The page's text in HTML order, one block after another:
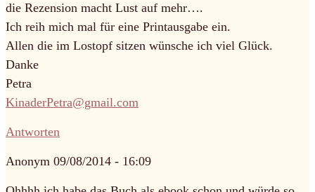
die Rezension macht Lust auf mehr….
Ich reih mich mal für eine Printausgabe ein.
Allen die im Lostopf sitzen wünsche ich viel Glück.
Danke
Petra
KinaderPetra@gmail.com
Antworten
Anonym 09/08/2014 - 16:09